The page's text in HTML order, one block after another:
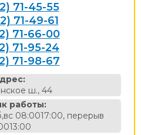
71-45-55
71-49-61
71-66-00
71-95-24
71-98-67
ш., 44
работы:
08:0017:00, перерыв